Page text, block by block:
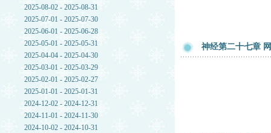
2025-08-02 - 2025-08-31
2025-07-01 - 2025-07-30
2025-06-01 - 2025-06-28
2025-05-01 - 2025-05-31
2025-04-04 - 2025-04-30
2025-03-01 - 2025-03-29
2025-02-01 - 2025-02-27
2025-01-01 - 2025-01-31
2024-12-02 - 2024-12-31
2024-11-01 - 2024-11-30
2024-10-02 - 2024-10-31
神经第二十七章